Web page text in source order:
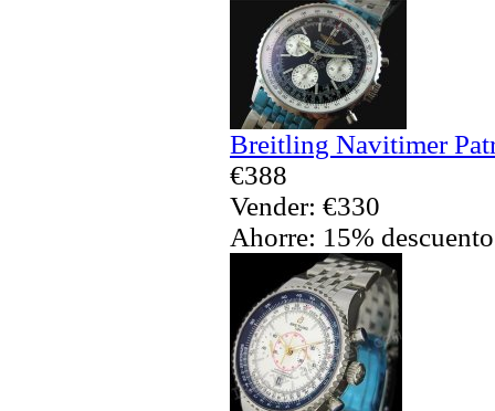
Breitling Navitimer
€388
Vender: €330
Ahorre: 15% descuento